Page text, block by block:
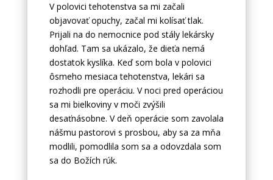
V polovici tehotenstva sa mi začali
objavovať opuchy, začal mi kolísať tlak.
Prijali na do nemocnice pod stály lekársky
dohľad. Tam sa ukázalo, že dieťa nemá
dostatok kyslíka. Keď som bola v polovici
ôsmeho mesiaca tehotenstva, lekári sa
rozhodli pre operáciu. V noci pred operáciou
sa mi bielkoviny v moči zvýšili
desaťnásobne. V deň operácie som zavolala
nášmu pastorovi s prosbou, aby sa za mňa
modlili, pomodlila som sa a odovzdala som
sa do Božích rúk.